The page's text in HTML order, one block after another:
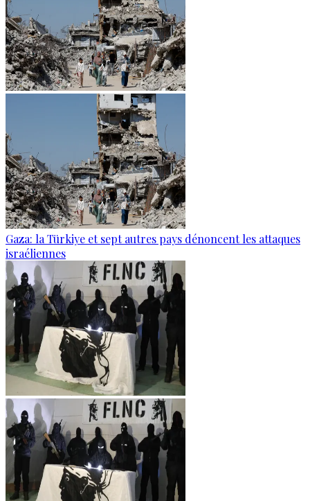
Gaza: la Türkiye et sept autres pays dénoncent les attaques
israéliennes